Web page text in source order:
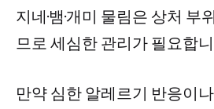
지네·뱀·개미 물림은 상처 부
므로 세심한 관리가 필요합
만약 심한 알레르기 반응이